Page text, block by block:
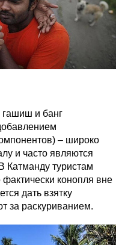
гашиш и банг
– широко
и часто являются
Катманду туристам
конопля вне
дать взятку
за раскуриванием.